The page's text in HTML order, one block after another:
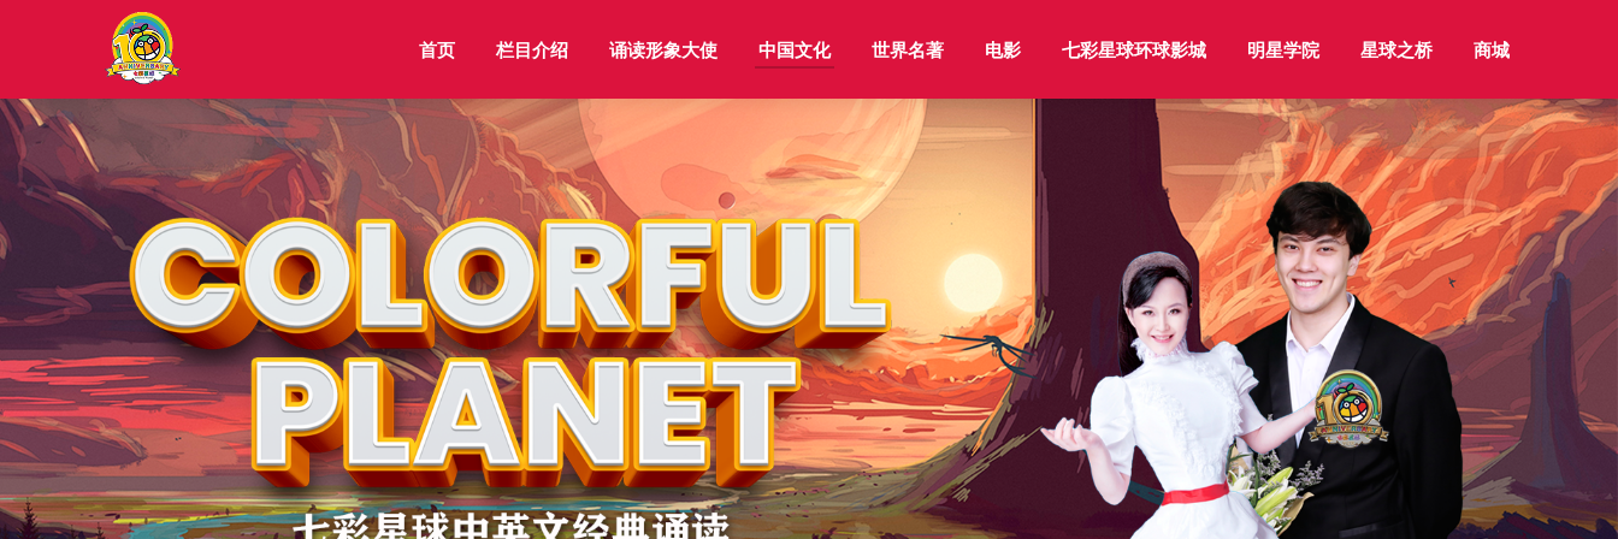
首页 栏目介绍 诵读形象大使 中国文化 世界名著 电影 七彩星球环球影城 明星学院 星球之桥 商城